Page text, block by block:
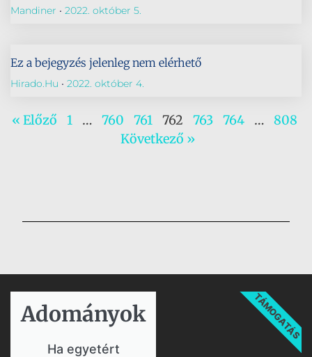
Mandiner 2022. október 5.
Ez a bejegyzés jelenleg nem elérhető
Hirado.hu 2022. október 4.
« Előző 1 … 760 761 762 763 764 …
808
Következő »
Adományok​
Ha egyetért
TÁMOGATÁS